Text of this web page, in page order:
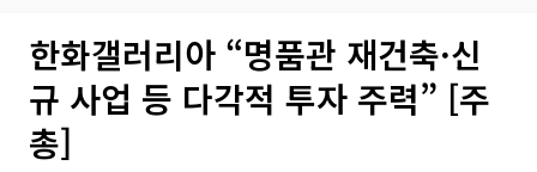
한화갤러리아 “명품관 재건축·신
규 사업 등 다각적 투자 주력” [주
총]